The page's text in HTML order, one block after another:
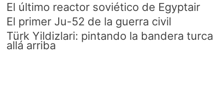
El último reactor soviético de Egyptair
El primer Ju-52 de la guerra civil
Türk Yildizlari: pintando la bandera turca
allá arriba